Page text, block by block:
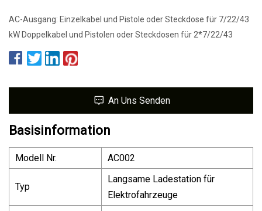
AC-Ausgang: Einzelkabel und Pistole oder Steckdose für 7/22/43
kW Doppelkabel und Pistolen oder Steckdosen für 2*7/22/43
An Uns Senden
Basisinformation
Modell Nr. AC002
Typ
Langsame Ladestation für
Elektrofahrzeuge